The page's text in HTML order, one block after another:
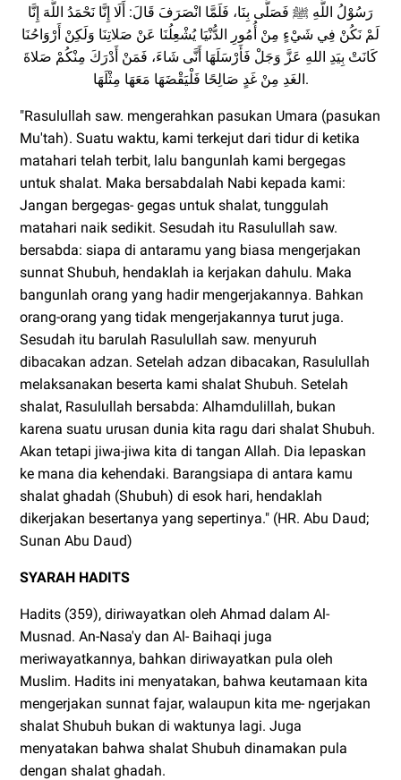
رَسُوْلُ اللَّهِ ﷺ فَصَلَّى بِنَا، فَلَمَّا انْصَرَفَ قَالَ: أَلَا إِنَّا نَحْمَدُ اللَّهَ إِنَّا
لَمْ نَكُنْ فِي شَيْءٍ مِنْ أُمُورِ الدُّنْيَا يُشْعِلُنَا عَنْ صَلاتِنَا وَلَكِنْ أَرْوَاحُنَا
كَانَتْ بِيَدِ اللهِ عَزَّ وَجَلْ فَأَرْسَلَهَا أَنَّى شَاءَ، فَمَنْ أَدْرَكَ مِنْكُمْ صَلاةَ
الغَدِ مِنْ غَدٍ صَالِحًا فَلْيَقْضَهَا مَعَهَا مِثْلَهَا.
"Rasulullah saw. mengerahkan pasukan Umara (pasukan
Mu'tah). Suatu waktu, kami terkejut dari tidur di ketika
matahari telah terbit, lalu bangunlah kami bergegas
untuk shalat. Maka bersabdalah Nabi kepada kami:
Jangan bergegas- gegas untuk shalat, tunggulah
matahari naik sedikit. Sesudah itu Rasulullah saw.
bersabda: siapa di antaramu yang biasa mengerjakan
sunnat Shubuh, hendaklah ia kerjakan dahulu. Maka
bangunlah orang yang hadir mengerjakannya. Bahkan
orang-orang yang tidak mengerjakannya turut juga.
Sesudah itu barulah Rasulullah saw. menyuruh
dibacakan adzan. Setelah adzan dibacakan, Rasulullah
melaksanakan beserta kami shalat Shubuh. Setelah
shalat, Rasulullah bersabda: Alhamdulillah, bukan
karena suatu urusan dunia kita ragu dari shalat Shubuh.
Akan tetapi jiwa-jiwa kita di tangan Allah. Dia lepaskan
ke mana dia kehendaki. Barangsiapa di antara kamu
shalat ghadah (Shubuh) di esok hari, hendaklah
dikerjakan besertanya yang sepertinya." (HR. Abu Daud;
Sunan Abu Daud)
SYARAH HADITS
Hadits (359), diriwayatkan oleh Ahmad dalam Al-
Musnad. An-Nasa'y dan Al- Baihaqi juga
meriwayatkannya, bahkan diriwayatkan pula oleh
Muslim. Hadits ini menyatakan, bahwa keutamaan kita
mengerjakan sunnat fajar, walaupun kita me- ngerjakan
shalat Shubuh bukan di waktunya lagi. Juga
menyatakan bahwa shalat Shubuh dinamakan pula
dengan shalat ghadah.